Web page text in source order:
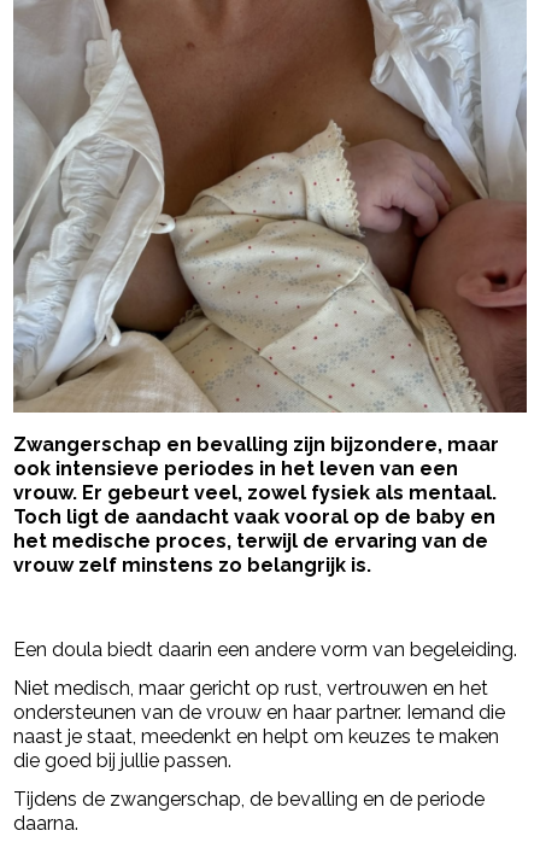
Zwangerschap en bevalling zijn bijzondere, maar
ook intensieve periodes in het leven van een
vrouw. Er gebeurt veel, zowel fysiek als mentaal.
Toch ligt de aandacht vaak vooral op de baby en
het medische proces, terwijl de ervaring van de
vrouw zelf minstens zo belangrijk is.
Een doula biedt daarin een andere vorm van begeleiding.
Niet medisch, maar gericht op rust, vertrouwen en het
ondersteunen van de vrouw en haar partner. Iemand die
naast je staat, meedenkt en helpt om keuzes te maken
die goed bij jullie passen.
Tijdens de zwangerschap, de bevalling en de periode
daarna.